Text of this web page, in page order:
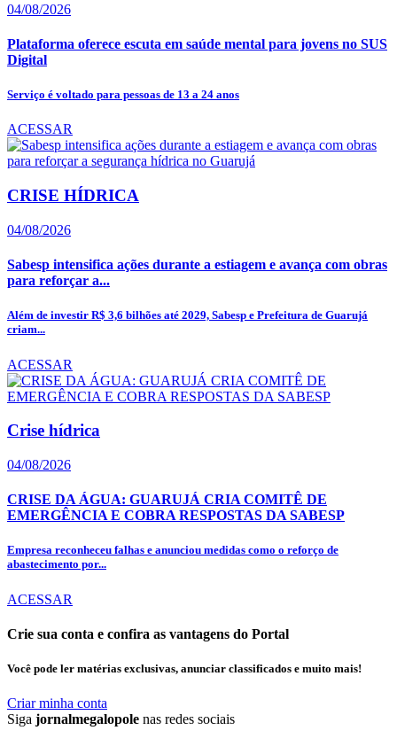
04/08/2026
Plataforma oferece escuta em saúde mental para jovens no SUS
Digital
Serviço é voltado para pessoas de 13 a 24 anos
ACESSAR
CRISE HÍDRICA
04/08/2026
Sabesp intensifica ações durante a estiagem e avança com obras
para reforçar a...
Além de investir R$ 3,6 bilhões até 2029, Sabesp e Prefeitura de Guarujá
criam...
ACESSAR
Crise hídrica
04/08/2026
CRISE DA ÁGUA: GUARUJÁ CRIA COMITÊ DE
EMERGÊNCIA E COBRA RESPOSTAS DA SABESP
Empresa reconheceu falhas e anunciou medidas como o reforço de
abastecimento por...
ACESSAR
Crie sua conta e confira as vantagens do Portal
Você pode ler matérias exclusivas, anunciar classificados e muito mais!
Criar minha conta
Siga jornalmegalopole nas redes sociais